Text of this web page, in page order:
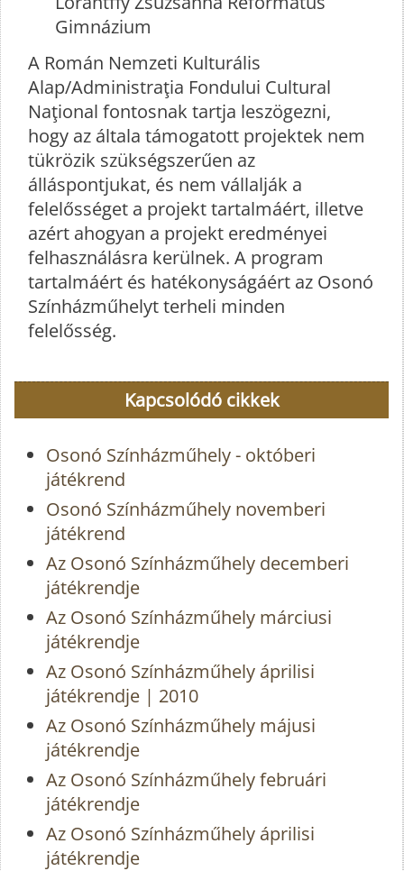
Gimnázium
A Román Nemzeti Kulturális
Alap/Administraţia Fondului Cultural
Naţional fontosnak tartja leszögezni,
hogy az általa támogatott projektek nem
tükrözik szükségszerűen az
álláspontjukat, és nem vállalják a
felelősséget a projekt tartalmáért, illetve
azért ahogyan a projekt eredményei
felhasználásra kerülnek. A program
tartalmáért és hatékonyságáért az Osonó
Színházműhelyt terheli minden
felelősség.
Kapcsolódó cikkek
Osonó Színházműhely - októberi
játékrend
Osonó Színházműhely novemberi
játékrend
Az Osonó Színházműhely decemberi
játékrendje
Az Osonó Színházműhely márciusi
játékrendje
Az Osonó Színházműhely áprilisi
játékrendje | 2010
Az Osonó Színházműhely májusi
játékrendje
Az Osonó Színházműhely februári
játékrendje
Az Osonó Színházműhely áprilisi
játékrendje